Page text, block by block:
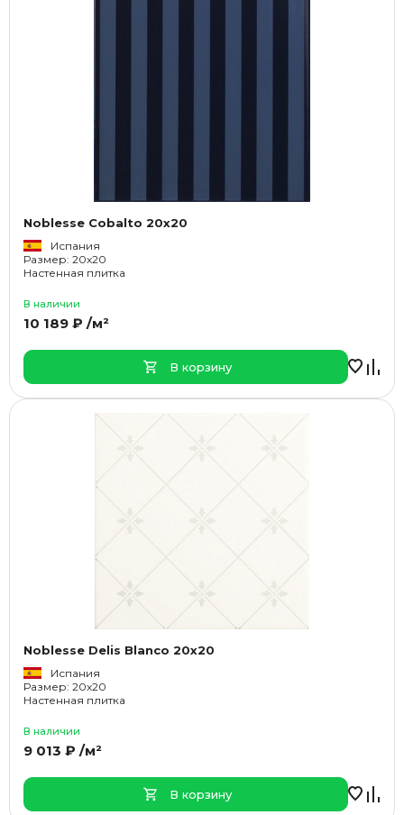
Noblesse Cobalto 20x20
Испания
Размер: 20x20
Настенная плитка
В наличии
10 189 ₽ /м²
В корзину
Noblesse Delis Blanco 20x20
Испания
Размер: 20x20
Настенная плитка
В наличии
9 013 ₽ /м²
В корзину